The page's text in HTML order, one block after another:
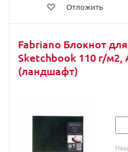
Отложить
Fabriano Блокнот
Sketchbook 110 г/м2,
(ландшафт)